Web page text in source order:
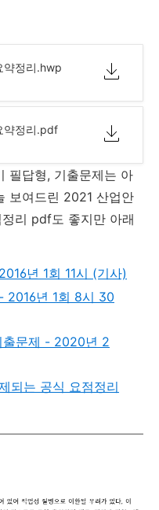
약정리.hwp
약정리.pdf
필답형, 기출문제는 아
보여드린 2021 산업안
정리 pdf도 좋지만 아래
년 1회 11시 (기사)
2016년 1회 8시 30
출문제 - 2020년 2
되는 공식 요점정리